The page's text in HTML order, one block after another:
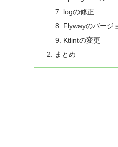
logの修正
Flywayのバージ
Ktlintの変更
まとめ